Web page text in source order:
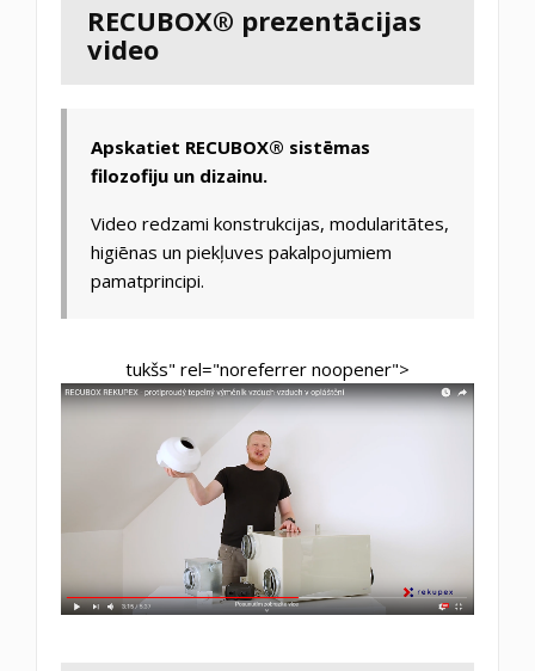
RECUBOX® prezentācijas
video
Apskatiet RECUBOX® sistēmas
filozofiju un dizainu.
Video redzami konstrukcijas, modularitātes,
higiēnas un piekļuves pakalpojumiem
pamatprincipi.
tukšs" rel="noreferrer noopener">